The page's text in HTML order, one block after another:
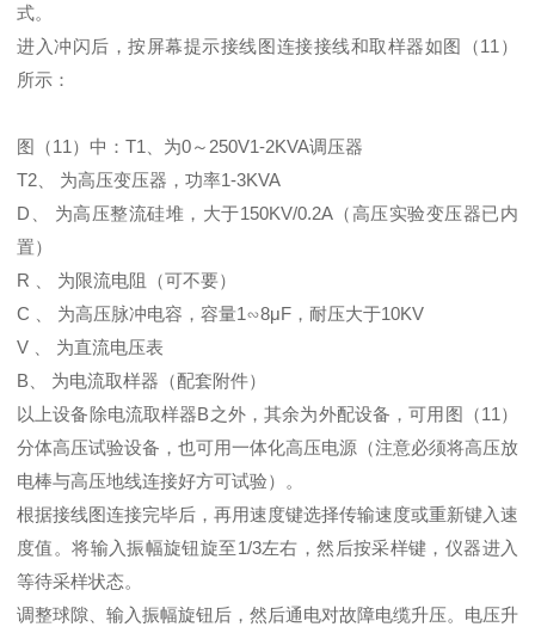
式。
进入冲闪后，按屏幕提示接线图连接接线和取样器如图（11）
所示：
图（11）中：T1、为0～250V1-2KVA调压器
T2、 为高压变压器，功率1-3KVA
D、 为高压整流硅堆，大于150KV/0.2A（高压实验变压器已内
置）
R 、 为限流电阻（可不要）
C 、 为高压脉冲电容，容量1∽8μF，耐压大于10KV
V 、 为直流电压表
B、 为电流取样器（配套附件）
以上设备除电流取样器B之外，其余为外配设备，可用图（11）
分体高压试验设备，也可用一体化高压电源（注意必须将高压放
电棒与高压地线连接好方可试验）。
根据接线图连接完毕后，再用速度键选择传输速度或重新键入速
度值。将输入振幅旋钮旋至1/3左右，然后按采样键，仪器进入
等待采样状态。
调整球隙、输入振幅旋钮后，然后通电对故障电缆升压。电压升